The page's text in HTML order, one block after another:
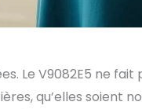
Le V9082E5 ne
qu’elles soient